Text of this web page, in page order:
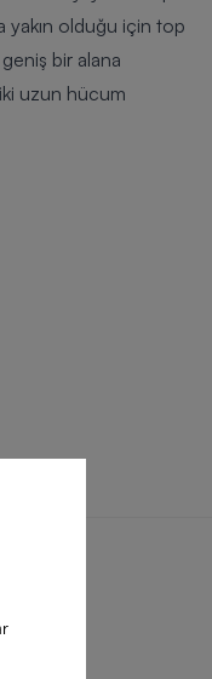
yakın olduğu için top
bir alana
uzun hücum